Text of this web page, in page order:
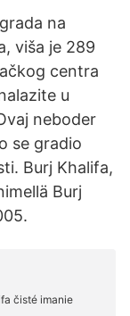
na
viša je 289
centra
u
neboder
se gradio
Burj Khalifa,
Burj